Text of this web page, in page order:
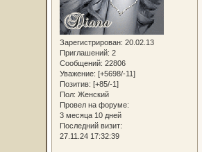
Зарегистрирован: 20.02.13
Приглашений: 2
Сообщений: 22806
Уважение: [+5698/-11]
Позитив: [+85/-1]
Пол: Женский
Провел на форуме:
3 месяца 10 дней
Последний визит:
27.11.24 17:32:39